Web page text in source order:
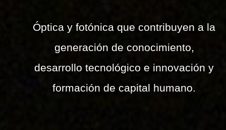
Óptica y fotónica que contribuyen a la
generación de conocimiento,
desarrollo tecnológico e innovación y
formación de capital humano.